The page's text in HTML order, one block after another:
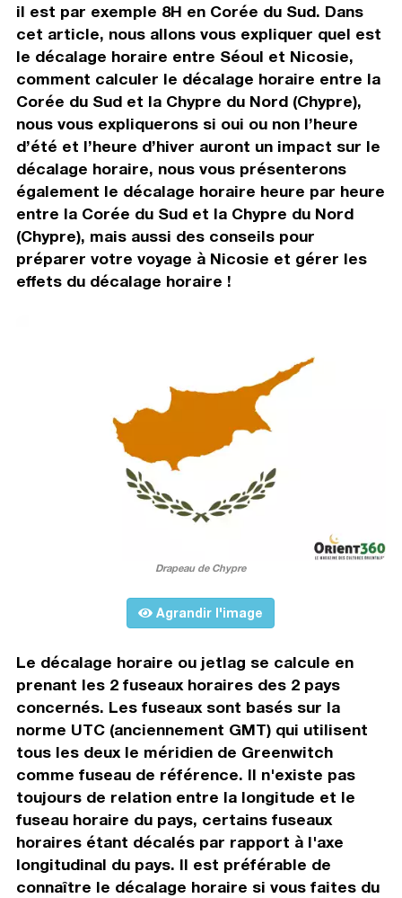
il est par exemple 8H en Corée du Sud. Dans
cet article, nous allons vous expliquer quel est
le décalage horaire entre Séoul et Nicosie,
comment calculer le décalage horaire entre la
Corée du Sud et la Chypre du Nord (Chypre),
nous vous expliquerons si oui ou non l’heure
d’été et l’heure d’hiver auront un impact sur le
décalage horaire, nous vous présenterons
également le décalage horaire heure par heure
entre la Corée du Sud et la Chypre du Nord
(Chypre), mais aussi des conseils pour
préparer votre voyage à Nicosie et gérer les
effets du décalage horaire !
Drapeau de Chypre
Agrandir l'image
Le décalage horaire ou jetlag se calcule en
prenant les 2 fuseaux horaires des 2 pays
concernés. Les fuseaux sont basés sur la
norme UTC (anciennement GMT) qui utilisent
tous les deux le méridien de Greenwitch
comme fuseau de référence. Il n'existe pas
toujours de relation entre la longitude et le
fuseau horaire du pays, certains fuseaux
horaires étant décalés par rapport à l'axe
longitudinal du pays. Il est préférable de
connaître le décalage horaire si vous faites du